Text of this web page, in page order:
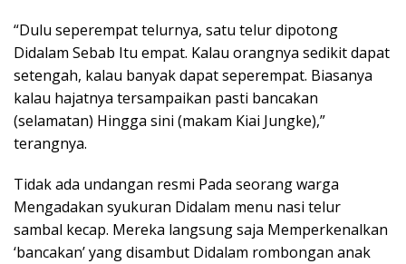
“Dulu seperempat telurnya, satu telur dipotong
Didalam Sebab Itu empat. Kalau orangnya sedikit dapat
setengah, kalau banyak dapat seperempat. Biasanya
kalau hajatnya tersampaikan pasti bancakan
(selamatan) Hingga sini (makam Kiai Jungke),”
terangnya.
Tidak ada undangan resmi Pada seorang warga
Mengadakan syukuran Didalam menu nasi telur
sambal kecap. Mereka langsung saja Memperkenalkan
‘bancakan’ yang disambut Didalam rombongan anak